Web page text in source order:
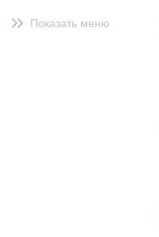
Показать меню